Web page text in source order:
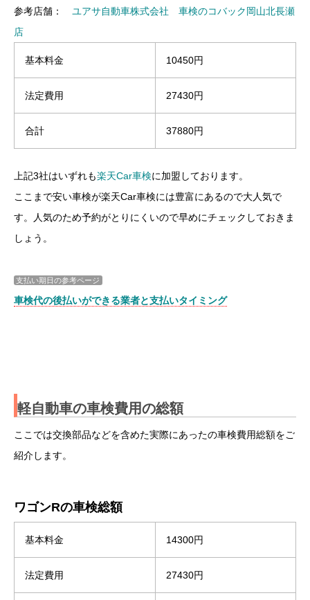
参考店舗： ユアサ自動車株式会社 車検のコバック岡山北長瀬
店
基本料金 10450円
法定費用 27430円
合計 37880円
上記3社はいずれも楽天Car車検に加盟しております。
ここまで安い車検が楽天Car車検には豊富にあるので大人気で
す。人気のため予約がとりにくいので早めにチェックしておきま
しょう。
支払い期日の参考ページ
車検代の後払いができる業者と支払いタイミング
軽自動車の車検費用の総額
ここでは交換部品などを含めた実際にあったの車検費用総額をご
紹介します。
ワゴンRの車検総額
基本料金 14300円
法定費用 27430円